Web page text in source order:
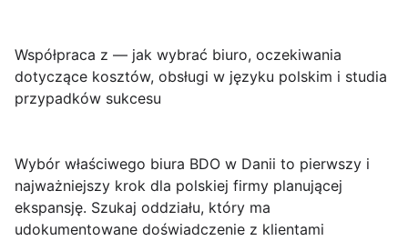
Współpraca z — jak wybrać biuro, oczekiwania
dotyczące kosztów, obsługi w języku polskim i studia
przypadków sukcesu
Wybór właściwego biura BDO w Danii to pierwszy i
najważniejszy krok dla polskiej firmy planującej
ekspansję. Szukaj oddziału, który ma
udokumentowane doświadczenie z klientami